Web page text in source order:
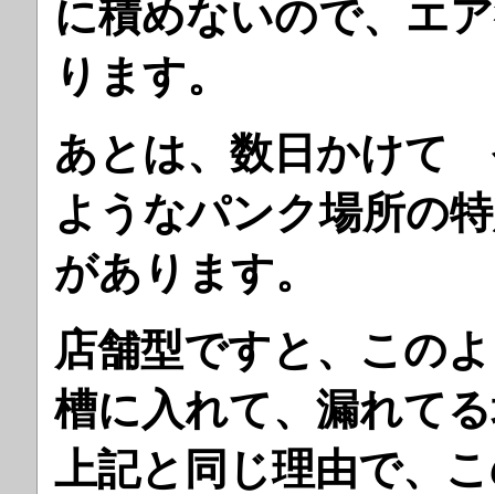
に積めないので、エ
ります。
あとは、数日かけ
ようなパンク場所の
があります。
店舗型ですと、この
槽に入れて、漏れて
上記と同じ理由で、